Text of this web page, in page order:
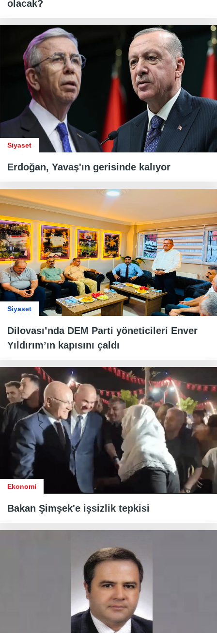
olacak?
Siyaset
Erdoğan, Yavaş'ın gerisinde kalıyor
Siyaset
Dilovası’nda DEM Parti yöneticileri Enver
Yıldırım’ın kapısını çaldı
Ekonomi
Bakan Şimşek'e işsizlik tepkisi